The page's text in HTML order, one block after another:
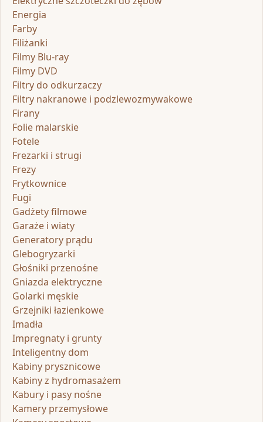
Energia
Farby
Filiżanki
Filmy Blu-ray
Filmy DVD
Filtry do odkurzaczy
Filtry nakranowe i podzlewozmywakowe
Firany
Folie malarskie
Fotele
Frezarki i strugi
Frezy
Frytkownice
Fugi
Gadżety filmowe
Garaże i wiaty
Generatory prądu
Glebogryzarki
Głośniki przenośne
Gniazda elektryczne
Golarki męskie
Grzejniki łazienkowe
Imadła
Impregnaty i grunty
Inteligentny dom
Kabiny prysznicowe
Kabiny z hydromasażem
Kabury i pasy nośne
Kamery przemysłowe